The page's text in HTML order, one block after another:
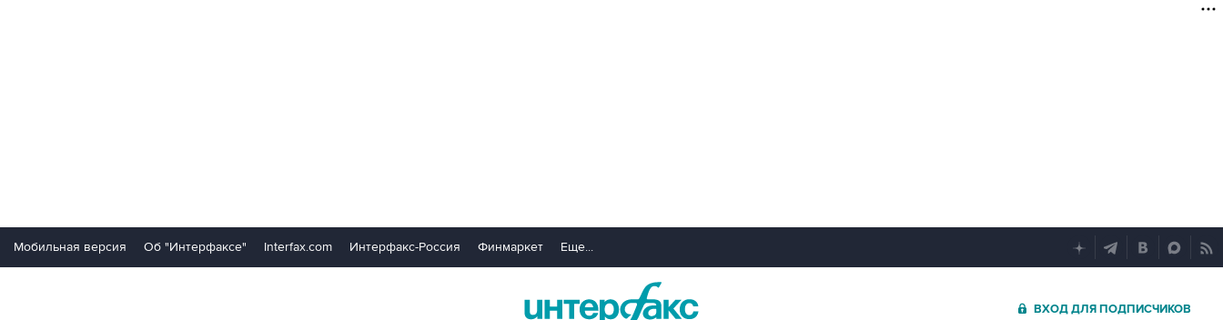
Мобильная версия Об "Интерфаксе" Interfax.com Интерфакс-Россия Финмаркет Еще...
ВХОД ДЛЯ ПОДПИСЧИКОВ